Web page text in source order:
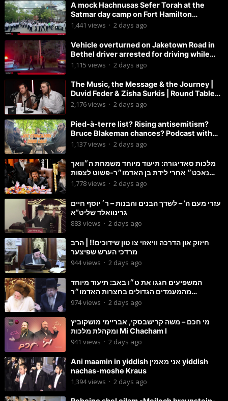
A mock Hachnusas Sefer Torah at the
Satmar day camp on Fort Hamilton
Parkway.
1,441 views · 2 days ago
Vehicle overturned on Jaketown Road in
Bethel driver arrested for driving while
intoxicated.
1,115 views · 2 days ago
The Music, the Message & the Journey |
Duvid Feder & Zisha Surkis | Round Table
#11
2,176views · 2 days ago
Pied-à-terre list? Rising antisemitism?
Bruce Blakeman chances? Podcast with
Councilman David Carr!
1,137views · 2 days ago
מלכות סאדיגורה: תיעוד מיוחד משמחת ה״וואך
נאכט״ אחרי לידת בן האדמו״ר-פשוט לצפות
ולהנות
1,778views · 2 days ago
עזרי מעם ה’ – לשדך הבנים והבנות – ר׳ יוסף חיים
גרינוואלד שליט”א
883 views · 2 days ago
חיזוק און הדרכה וויאזוי צו טון שידוכים!! | הרב
מרדכי הערש שפיצער
944views · 2 days ago
המשפיעים חגגו את ט״ו באב: תיעוד מיוחד
מהמעמדים הגדולים בחצרות האדמו״ר
מסטוטשין והגרי״מ מורגשטרן
974views · 2 days ago
מי חכם – משה קרישבסקי, אבריימי מושקוביץ
ומקהלת מלכות Mi Chacham I
941 views · 2 days ago
Ani maamin in yiddish אני מאמין yiddish
nachas-moshe Kraus
1,394views · 2 days ago